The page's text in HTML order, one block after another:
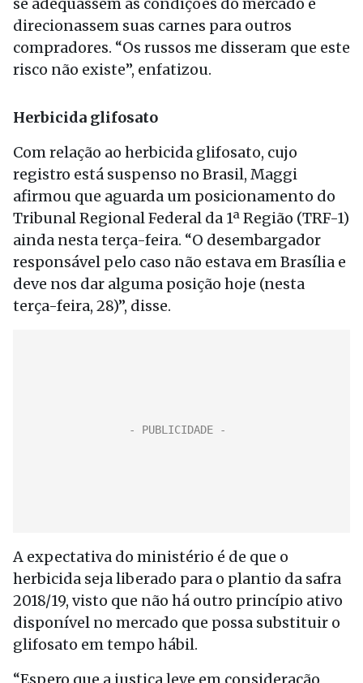
direcionassem suas carnes para outros
compradores. “Os russos me disseram que este
risco não existe”, enfatizou.
Herbicida glifosato
Com relação ao herbicida glifosato, cujo
registro está suspenso no Brasil, Maggi
afirmou que aguarda um posicionamento do
Tribunal Regional Federal da 1ª Região (TRF-1)
ainda nesta terça-feira. “O desembargador
responsável pelo caso não estava em Brasília e
deve nos dar alguma posição hoje (nesta
terça-feira, 28)”, disse.
A expectativa do ministério é de que o
herbicida seja liberado para o plantio da safra
2018/19, visto que não há outro princípio ativo
disponível no mercado que possa substituir o
glifosato em tempo hábil.